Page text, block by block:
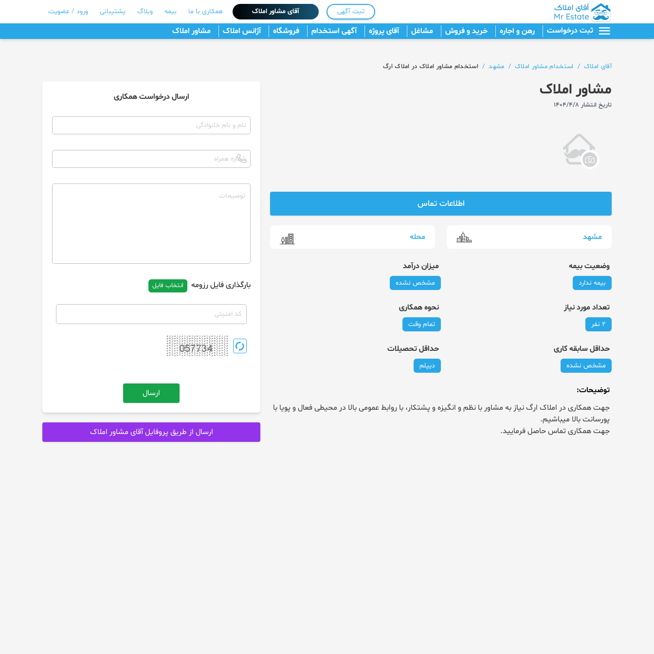
ثبت آگهی آقای مشاور املاک همکاری با ما بیمه وبلاگ پشتیبانی ورود / عضویت
ثبت درخواست رهن و اجاره خرید و فروش مشاغل آقای پروژه آگهی استخدام فروشگاه آژانس املاک مشاور املاک
آقای املاک / استخدام مشاور املاک / مشهد / استخدام مشاور املاک در املاک ارگ
مشاور املاک
تاریخ انتشار 1404/4/8
اطلاعات تماس
مشهد محله
وضعیت بیمه
بیمه ندارد
میزان درآمد
مشخص نشده
تعداد مورد نیاز
2 نفر
نحوه همکاری
تمام وقت
حداقل سابقه کاری
مشخص نشده
حداقل تحصیلات
دیپلم
توضیحات:
جهت همکاری تماس حاصل فرمایید.
ارسال درخواست همکاری
بارگذاری فایل رزومه انتخاب فایل
ارسال
ارسال از طریق پروفایل آقای مشاور املاک